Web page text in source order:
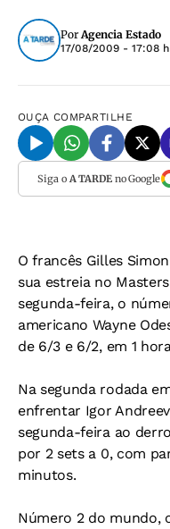
PorAgencia Estado
17/08/2009 - 17:08 h
OUÇA COMPARTILHE
Siga o A TARDEno Google
O francês Gilles
sua estreia no
segunda-feira, o
americano Wayne
de 6/3 e 6/2, em 1
Na segunda rodada
enfrentar Igor
segunda-feira ao
por 2 sets a 0, com
minutos.
Número 2 do mundo,